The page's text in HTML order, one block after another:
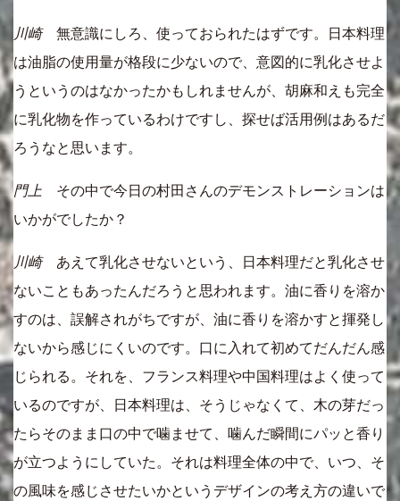
川崎無意識にしろ、使っておられたはずです。日本料理
は油脂の使用量が格段に少ないので、意図的に乳化させよ
うというのはなかったかもしれませんが、胡麻和えも完全
に乳化物を作っているわけですし、探せば活用例はあるだ
ろうなと思います。
門上 その中で今日の村田さんのデモンストレーションは
いかがでしたか？
川崎あえて乳化させないという、日本料理だと乳化させ
ないこともあったんだろうと思われます。油に香りを溶か
すのは、誤解されがちですが、油に香りを溶かすと揮発し
ないから感じにくいのです。口に入れて初めてだんだん感
じられる。それを、フランス料理や中国料理はよく使って
いるのですが、日本料理は、そうじゃなくて、木の芽だっ
たらそのまま口の中で噛ませて、噛んだ瞬間にパッと香り
が立つようにしていた。それは料理全体の中で、いつ、そ
の風味を感じさせたいかというデザインの考え方の違いで